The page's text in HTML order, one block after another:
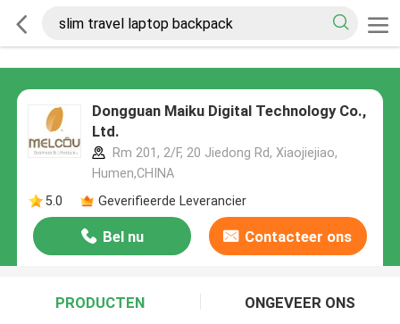
Dongguan Maiku Digital Technology Co.,
Ltd.
Rm 201, 2/F, 20 Jiedong Rd, Xiaojiejiao,
Humen,CHINA
5.0
Geverifieerde Leverancier
Bel nu Contacteer ons
PRODUCTEN ONGEVEER ONS